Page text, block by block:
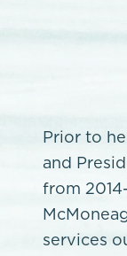
Prior to
and
from
services